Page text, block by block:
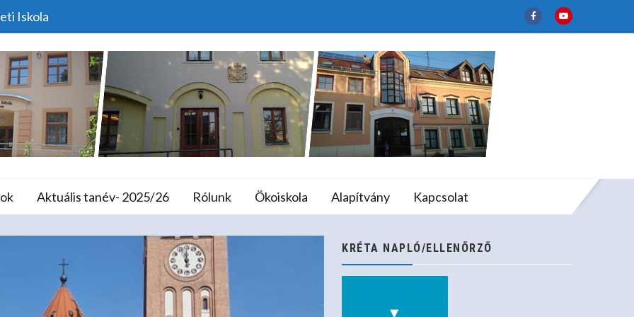
Iskola
Iskola és Alapfokú Művészeti
Aktuális tanév- 2025/26 Rólunk Ökoiskola Alapítvány Kapcsolat
SZÓ-TÁR!- Országos Döntő
Home Versenyek TIÉD A SZÓ-TÁR!- Országos Döntő
KRÉTA NAPLÓ/ELLENŐRZŐ